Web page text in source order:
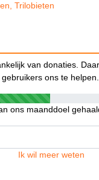
Trilobieten
van donaties.
gebruikers ons te helpen.
ons maanddoel
Ik wil meer weten